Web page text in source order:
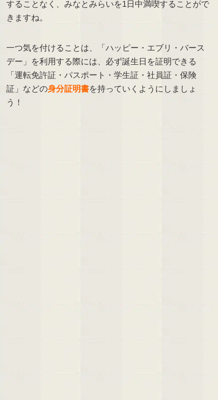
することなく、みなとみらいを1日中満喫することがで
きますね。
一つ気を付けることは、「ハッピー・エブリ・バース
デー」を利用する際には、必ず誕生日を証明できる
「運転免許証・パスポート・学生証・社員証・保険
証」などの身分証明書を持っていくようにしましょ
う！